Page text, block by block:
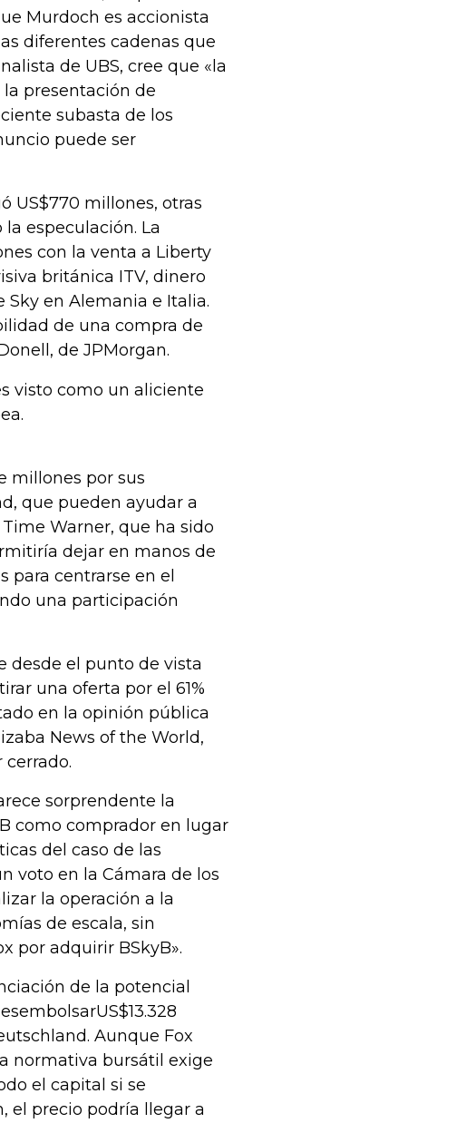
Murdoch es accionista
diferentes cadenas que
de UBS, cree que «la
presentación de
subasta de los
puede ser
US$770 millones, otras
especulación. La
con la venta a Liberty
británica ITV, dinero
en Alemania e Italia.
de una compra de
de JPMorgan.
visto como un aliciente
millones por sus
que pueden ayudar a
Warner, que ha sido
dejar en manos de
para centrarse en el
una participación
desde el punto de vista
una oferta por el 61%
en la opinión pública
News of the World,
sorprendente la
como comprador en lugar
del caso de las
voto en la Cámara de los
la operación a la
de escala, sin
por adquirir BSkyB».
de la potencial
Aunque Fox
normativa bursátil exige
el capital si se
el precio podría llegar a